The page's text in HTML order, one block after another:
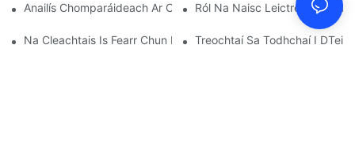
Anailís Chomparáideach Ar Chineálacha Éagsúla Naisc
Ról Na Naisc Leictreacha In
Na Cleachtais Is Fearr Chun Naisc Leictreacha A Chothabháil
Treochtaí Sa Todhchaí I